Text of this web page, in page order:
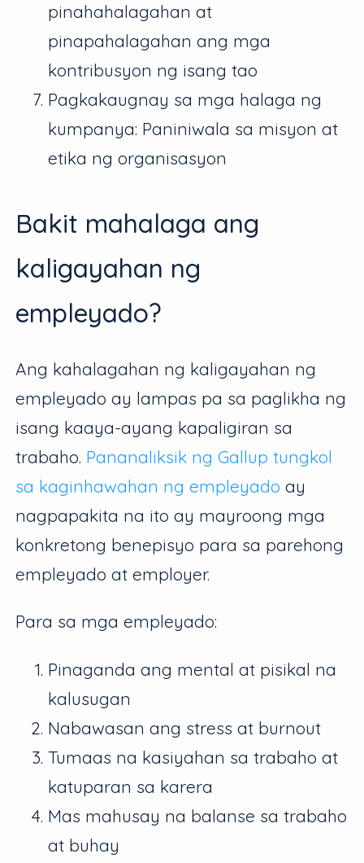
pinahahalagahan at
pinapahalagahan ang mga
kontribusyon ng isang tao
Pagkakaugnay sa mga halaga ng
kumpanya: Paniniwala sa misyon at
etika ng organisasyon
Bakit mahalaga ang
kaligayahan ng
empleyado?
Ang kahalagahan ng kaligayahan ng
empleyado ay lampas pa sa paglikha ng
isang kaaya-ayang kapaligiran sa
trabaho. Pananaliksik ng Gallup tungkol
sa kaginhawahan ng empleyado ay
nagpapakita na ito ay mayroong mga
konkretong benepisyo para sa parehong
empleyado at employer.
Para sa mga empleyado:
Pinaganda ang mental at pisikal na
kalusugan
Nabawasan ang stress at burnout
Tumaas na kasiyahan sa trabaho at
katuparan sa karera
Mas mahusay na balanse sa trabaho
at buhay